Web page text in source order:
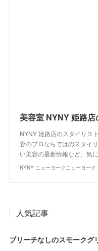
NYNY 姫路店のスタイリス
容のプロならではのスタイ
い美容の最新情報など、気
NYNY ニューヨークニューヨーク
人気記事
ブリーチなしのスモークグ